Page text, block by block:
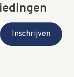
Inschrijven